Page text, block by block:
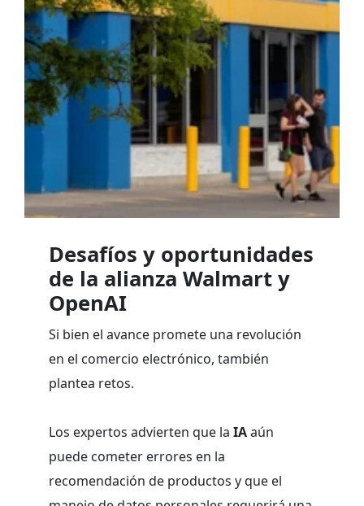
Desafíos y oportunidades
de la alianza Walmart y
OpenAI
Si bien el avance promete una revolución
en el comercio electrónico, también
plantea retos.
Los expertos advierten que la IAaún
puede cometer errores en la
recomendación de productos y que el